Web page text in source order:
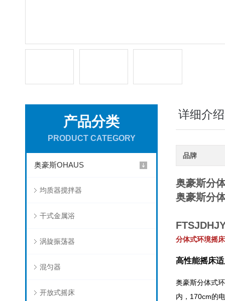
产品分类
PRODUCT CATEGORY
奥豪斯OHAUS
均质器搅拌器
干式金属浴
涡旋振荡器
混匀器
开放式摇床
详细介绍
品牌
奥豪斯分
奥豪斯分
分体式环境摇床
高性能摇床
奥豪斯分体式
内，170cm的